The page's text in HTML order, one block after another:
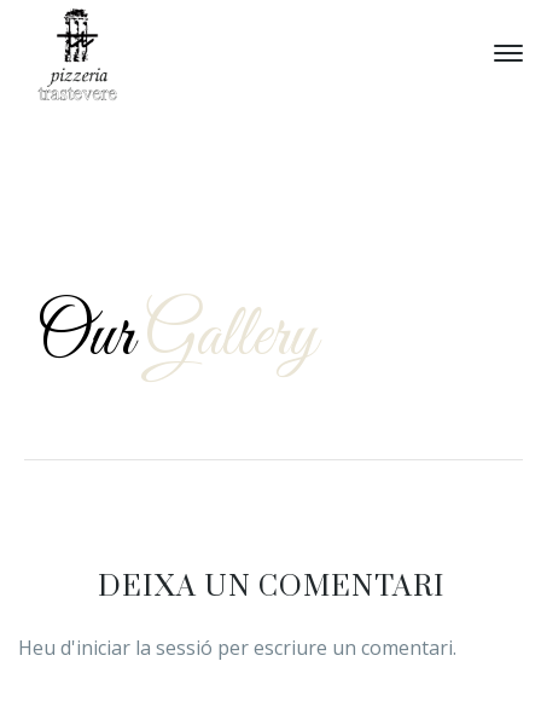
OurGallery
DEIXA UN COMENTARI
Heu d'iniciar la sessió per escriure un comentari.